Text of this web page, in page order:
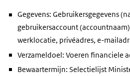
Gegevens: Gebruikersgegevens
gebruikersaccount
werklocatie, privéadres, e-
Verzameldoel: Voeren financiele
Bewaartermijn: Selectielijst